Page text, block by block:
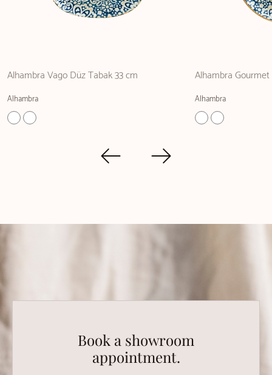
Alhambra Vago Düz Tabak 33 cm
Alhambra
Alhambra
Alhambra
Book a showroom
appointment.